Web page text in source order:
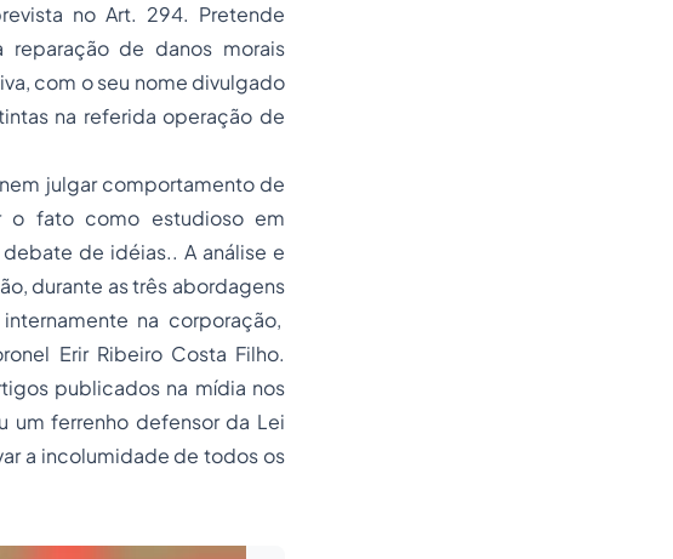
no Art. 294. Pretende
de danos morais
com o seu nome divulgado
na referida operação de
julgar comportamento de
o fato como estudioso em
de idéias.. A análise e
durante as três abordagens
na corporação,
Erir Ribeiro Costa Filho.
publicados na mídia nos
um ferrenho defensor da Lei
a incolumidade de todos os